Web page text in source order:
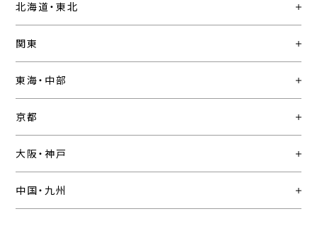
北海道・東北
関東
東海・中部
京都
大阪・神戸
中国・九州